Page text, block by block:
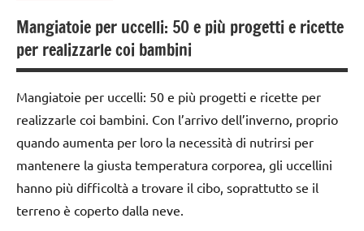
Primavera
SCIENZE
scienze:
animali
STAGIONI
ARGOMENTI
PER ETA'
animali
poesie e
STAGIONI
TUTTI GLI
ARGOMENTI
PER ETA'
classe
1a
2a
3a
6
Mangiatoie per uccelli: 50 e più progetti e ricette
per realizzarle coi bambini
Mangiatoie per uccelli: 50 e più progetti e ricette per
realizzarle coi bambini. Con l’arrivo dell’inverno, proprio
quando aumenta per loro la necessità di nutrirsi per
mantenere la giusta temperatura corporea, gli uccellini
hanno più difficoltà a trovare il cibo, soprattutto se il
terreno è coperto dalla neve.